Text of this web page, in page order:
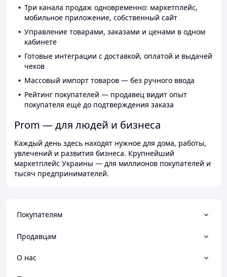
Три канала продаж одновременно: маркетплейс,
мобильное приложение, собственный сайт
Управление товарами, заказами и ценами в одном
кабинете
Готовые интеграции с доставкой, оплатой и выдачей
чеков
Массовый импорт товаров — без ручного ввода
Рейтинг покупателей — продавец видит опыт
покупателя ещё до подтверждения заказа
Prom — для людей и бизнеса
Каждый день здесь находят нужное для дома, работы,
увлечений и развития бизнеса. Крупнейший
маркетплейс Украины — для миллионов покупателей и
тысяч предпринимателей.
Покупателям
Продавцам
О нас